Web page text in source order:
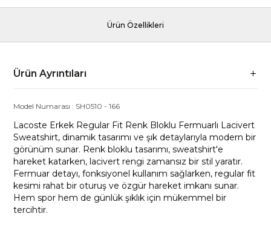
Ürün Özellikleri
Ürün Ayrıntıları
Model Numarası : SH0510 -166
Lacoste Erkek Regular Fit Renk Bloklu Fermuarlı Lacivert
Sweatshirt, dinamik tasarımı ve şık detaylarıyla modern bir
görünüm sunar. Renk bloklu tasarımı, sweatshirt'e
hareket katarken, lacivert rengi zamansız bir stil yaratır.
Fermuar detayı, fonksiyonel kullanım sağlarken, regular fit
kesimi rahat bir oturuş ve özgür hareket imkanı sunar.
Hem spor hem de günlük şıklık için mükemmel bir
tercihtir.